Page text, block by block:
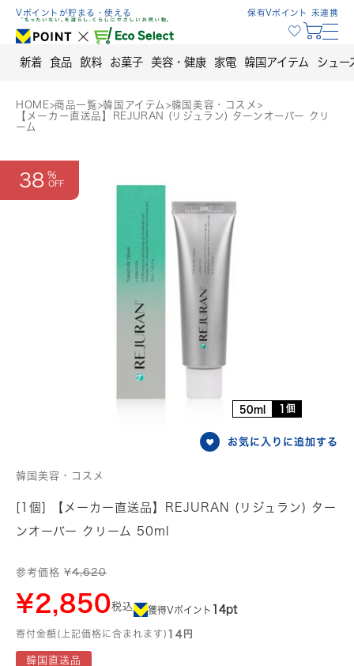
Skip
content
Vポイントが貯まる・使える 保有Vポイント 未連携
新着 食品 飲料 お菓子 美容・健康 家電 韓国アイテム シュー
HOME>商品一覧>韓国アイテム>韓国美容・コスメ >
【メーカー直送品】REJURAN (リジュラン) ターンオーバー クリ
ーム
38
50ml 1個
お気に入りに追加する
韓国美容・コスメ
[1個] 【メーカー直送品】REJURAN (リジュラン) ター
ンオーバー クリーム 50ml
参考価格 ¥4,620
¥2,850税込 獲得Vポイント 14pt
寄付金額(上記価格に含まれます) 14円
韓国直送品